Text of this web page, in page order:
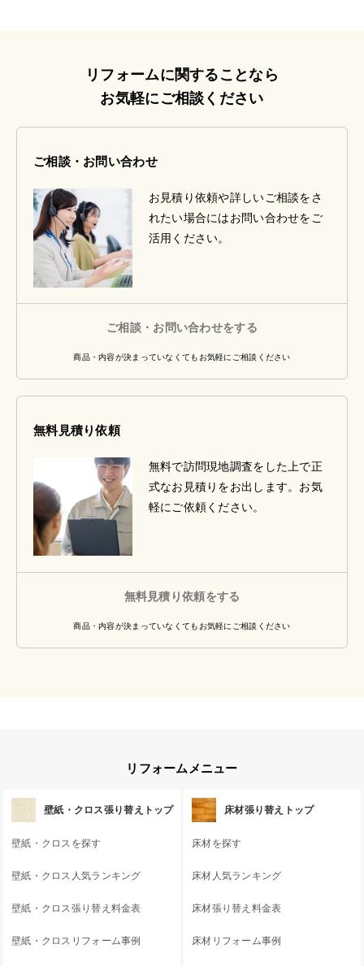
リフォームに関することなら
お気軽にご相談ください
ご相談・お問い合わせ
お見積り依頼や詳しいご相談をさ
れたい場合にはお問い合わせをご
活用ください。
ご相談・お問い合わせをする
商品・内容が決まっていなくてもお気軽にご相談ください
無料見積り依頼
無料で訪問現地調査をした上で正
式なお見積りをお出します。お気
軽にご依頼ください。
無料見積り依頼をする
商品・内容が決まっていなくてもお気軽にご相談ください
リフォームメニュー
壁紙・クロス張り替えトップ
壁紙・クロスを探す
壁紙・クロス人気ランキング
壁紙・クロス張り替え料金表
壁紙・クロスリフォーム事例
床材張り替えトップ
床材を探す
床材人気ランキング
床材張り替え料金表
床材リフォーム事例